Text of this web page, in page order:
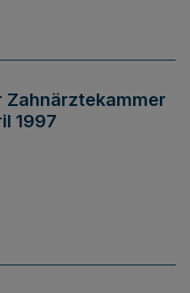
Zahnärztekammer
1997